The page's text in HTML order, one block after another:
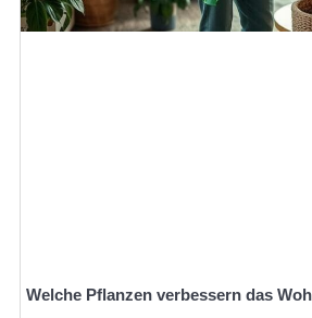
Welche Pflanzen verbessern das